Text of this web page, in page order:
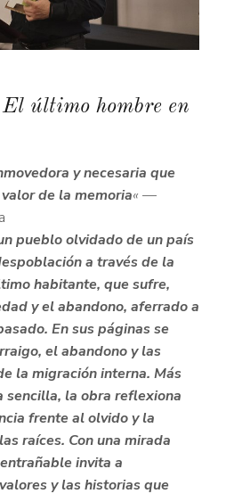
El último hombre en
y necesaria que
de la memoria«—
pueblo olvidado de un país
a través de la
habitante, que sufre,
y el abandono, aferrado a
En sus páginas se
el abandono y las
la migración interna. Más
sencilla, la obra reflexiona
frente al olvido y la
raíces. Con una mirada
invita a
y las historias que